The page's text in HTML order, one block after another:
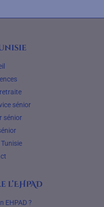
sénior
sénior
EHPAD ?